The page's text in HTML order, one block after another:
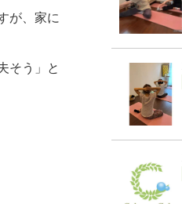
が、家に
そう」と